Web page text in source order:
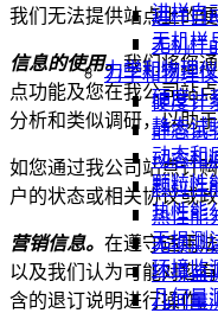
进样自
无机样
力学和物理
硬度计
静态试
动态和
颗粒性
热性能
无损测
环境监
几何量
进样自
无机样
力学和物理
硬度计
静态试
动态和
颗粒性
热性能
无损测
环境监
几何量
我们无法提供站点上的
信息的使用。我们将您
点功能及您在我公司站
分析和类似调研，以助
如您通过我公司站点订
户的状态或相关协议或
营销信息。 在遵守适用
以及我们认为可能对您
含的退订说明进行操作。